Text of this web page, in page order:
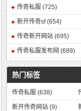
传奇私服 (725)
新开传奇sf(654)
传奇新开网站 (695)
传奇私服发布网 (689)
热门标签
传奇私服 (638)
新开传奇网站 (9)